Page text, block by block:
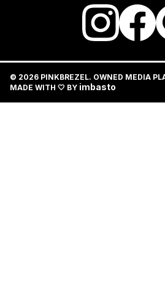
© 2026 PINKBREZEL. OWNED MEDIA
MADE WITH 🤍 BY imbasto